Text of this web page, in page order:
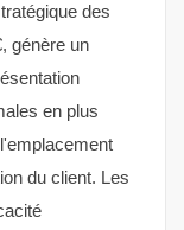
des
génère un
en plus
du client. Les